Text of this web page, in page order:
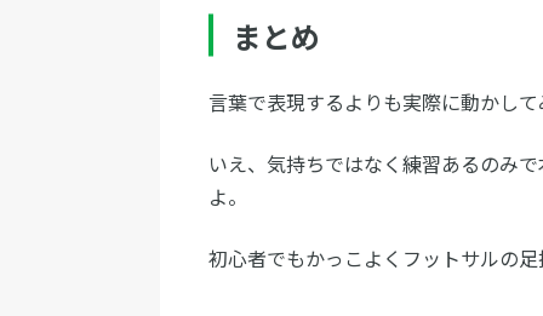
まとめ
言葉で表現するよりも実際に動かし
いえ、気持ちではなく練習あるのみ
よ。
初心者でもかっこよくフットサルの